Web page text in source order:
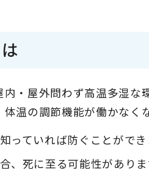
内・屋外問わず高温多湿な
温の調節機能が働かなく
っていれば防ぐことができ
、死に至る可能性がありま